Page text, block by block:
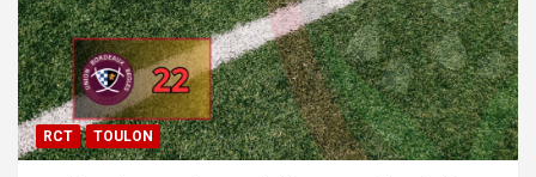
RCT TOULON